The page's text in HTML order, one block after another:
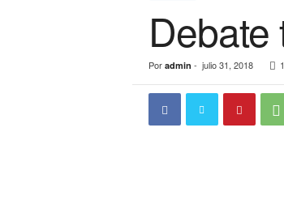
Por admin - julio 31, 2018